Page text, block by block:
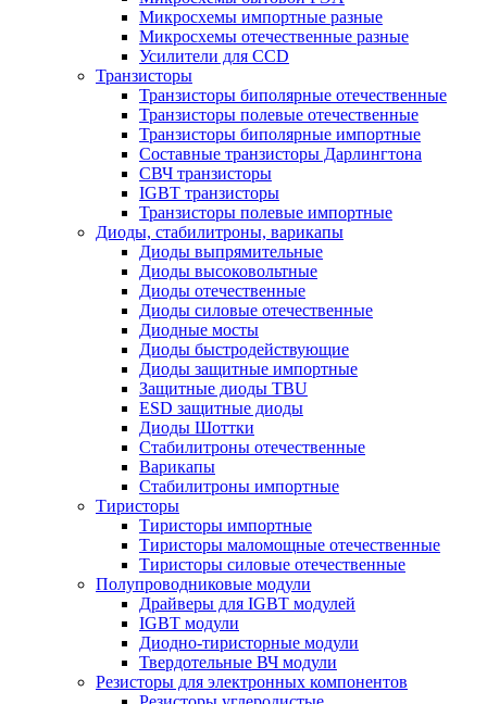
Микросхемы импортные разные
Микросхемы отечественные разные
Усилители для CCD
Транзисторы
Транзисторы биполярные отечественные
Транзисторы полевые отечественные
Транзисторы биполярные импортные
Составные транзисторы Дарлингтона
СВЧ транзисторы
IGBT транзисторы
Транзисторы полевые импортные
Диоды, стабилитроны, варикапы
Диоды выпрямительные
Диоды высоковольтные
Диоды отечественные
Диоды силовые отечественные
Диодные мосты
Диоды быстродействующие
Диоды защитные импортные
Защитные диоды TBU
ESD защитные диоды
Диоды Шоттки
Стабилитроны отечественные
Варикапы
Стабилитроны импортные
Тиристоры
Тиристоры импортные
Тиристоры маломощные отечественные
Тиристоры силовые отечественные
Полупроводниковые модули
Драйверы для IGBT модулей
IGBT модули
Диодно-тиристорные модули
Твердотельные ВЧ модули
Резисторы для электронных компонентов